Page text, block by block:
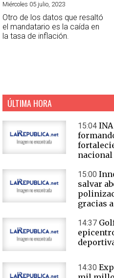
Miércoles 05 julio, 2023
Otro de los datos que resaltó
el mandatario es la caída en
la tasa de inflación.
ÚLTIMA HORA
15:04
nacional
15:00
salvar
gracias
14:37
14:30